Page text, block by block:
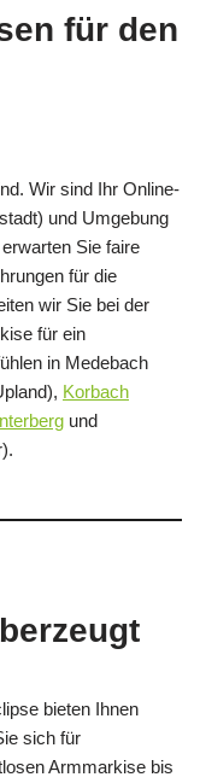
für den
Wir sind Ihr Online-
und Umgebung
Sie faire
für die
wir Sie bei der
für ein
in Medebach
Korbach
und
bieten Ihnen
sich für
Armmarkise bis